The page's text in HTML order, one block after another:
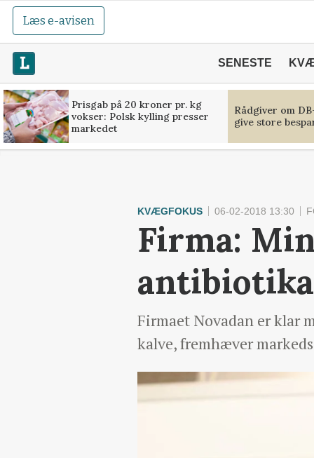
Læs e-avisen
SENESTE
Prisgab på 20 kroner pr. kg
vokser: Polsk kylling presser
markedet
Rådgiver om
give store
KVÆGFOKUS 06-02-2018 13:30
Firma:
Firmaet Novadan er klar
kalve, fremhæver